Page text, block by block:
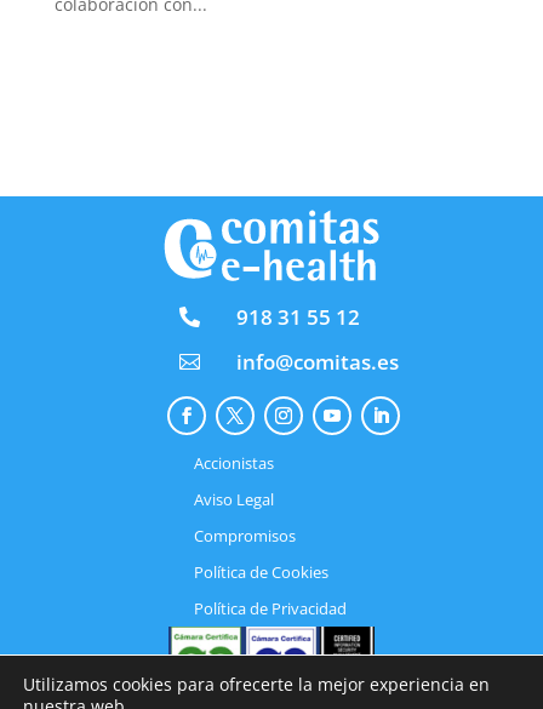
 918 31 55 12
 info@comitas.es
Accionistas
Aviso Legal
Compromisos
Política de Cookies
Política de Privacidad
Utilizamos cookies para ofrecerte la mejor experiencia en